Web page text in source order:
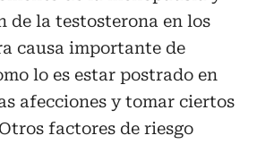
de la testosterona en los
causa importante de
lo es estar postrado en
afecciones y tomar ciertos
factores de riesgo